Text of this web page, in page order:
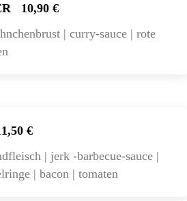
10,90 €
| curry-sauce | rote
€
| jerk -barbecue-sauce |
| bacon | tomaten